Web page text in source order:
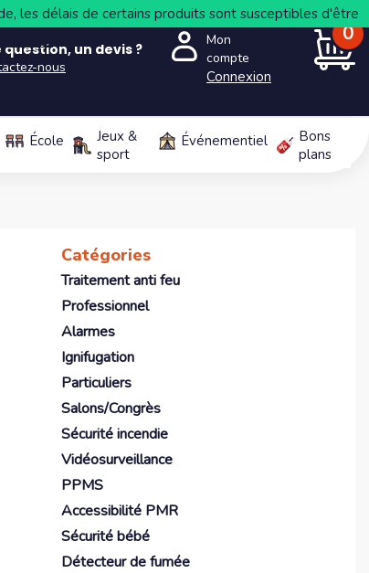
les délais de certains produits sont susceptibles d'être
nous
question, un devis ?
nous
Mon
compte
Connexion
0
École
Jeux &
sport
Événementiel
Bons
plans
Catégories
Traitement anti feu
Professionnel
Alarmes
Ignifugation
Particuliers
Salons/Congrès
Sécurité incendie
Vidéosurveillance
PPMS
Accessibilité PMR
Sécurité bébé
Détecteur de fumée